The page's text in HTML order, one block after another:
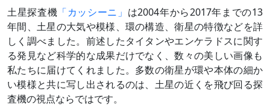
土星探査機 「カッシーニ」 は2004年から2017年までの13
年間、土星の大気や模様、環の構造、衛星の特徴などを詳
しく調べました。前述したタイタンやエンケラドスに関す
る発見など科学的な成果だけでなく、数々の美しい画像も
私たちに届けてくれました。多数の衛星が環や本体の細か
い模様と共に写し出されるのは、土星の近くを飛び回る探
査機の視点ならではです。